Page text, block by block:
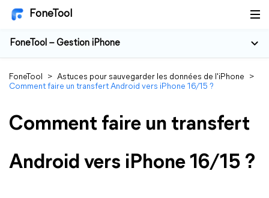
FoneTool
FoneTool – Gestion iPhone
FoneTool > Astuces pour sauvegarder les données de l'iPhone
>
Comment faire un transfert Android vers iPhone 16/15 ?
Comment faire un transfert
Android vers iPhone 16/15 ?